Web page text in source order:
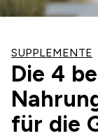
SUPPLEMENTE
Die 4
für die